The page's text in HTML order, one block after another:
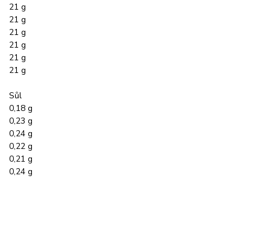
21 g
21 g
21 g
21 g
21 g
21 g
Sůl
0,18 g
0,23 g
0,24 g
0,22 g
0,21 g
0,24 g